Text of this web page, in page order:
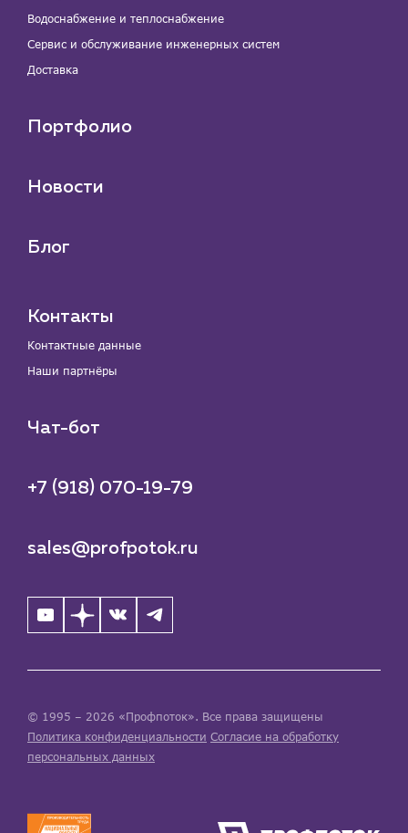
Водоснабжение и теплоснабжение
Сервис и обслуживание инженерных систем
Доставка
Портфолио
Новости
Блог
Контакты
Контактные данные
Наши партнёры
Чат-бот
+7 (918) 070-19-79
sales@profpotok.ru
© 1995 – 2026 «Профпоток». Все права защищены
Политика конфиденциальности Согласие на обработку
персональных данных